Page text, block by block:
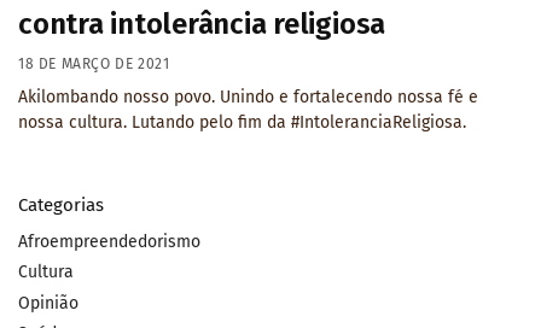
contra intolerância religiosa
18 DE MARÇO DE 2021
Akilombando nosso povo. Unindo e fortalecendo nossa fé e
nossa cultura. Lutando pelo fim da #IntoleranciaReligiosa.
Categorias
Afroempreendedorismo
Cultura
Opinião